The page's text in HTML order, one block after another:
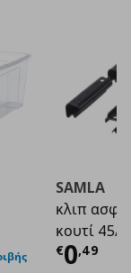
τιμή€
SAMLA
κλιπ
κουτί 45/
€0,49